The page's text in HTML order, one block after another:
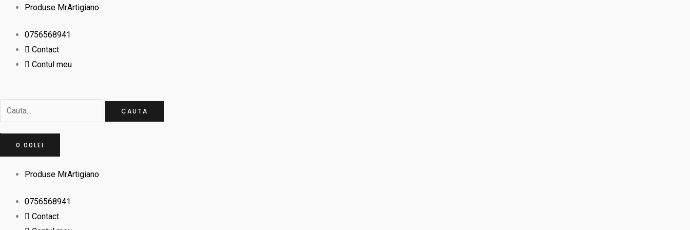
content
Produse MrArtigiano
0756568941
Contact
Contul meu
Cauta...
CAUTA
0.00LEI
Produse MrArtigiano
0756568941
Contact
Cauta...